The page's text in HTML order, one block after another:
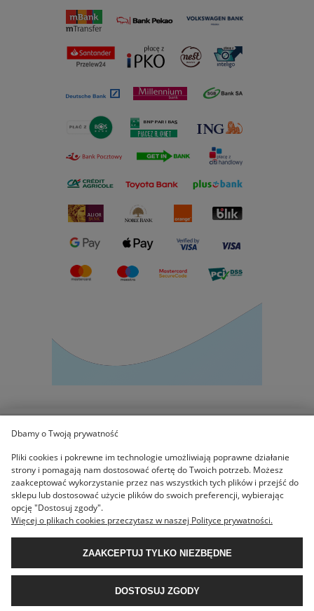
KOLEKCJE
MOJE KONTO
O NAS
Dbamy o Twoją prywatność
Pliki cookies i pokrewne im technologie umożliwiają poprawne działanie
strony i pomagają nam dostosować ofertę do Twoich potrzeb. Możesz
zaakceptować wykorzystanie przez nas wszystkich tych plików i przejść do
sklepu lub dostosować użycie plików do swoich preferencji, wybierając
opcję "Dostosuj zgody".
Więcej o plikach cookies przeczytasz w naszej Polityce prywatności.
ZAAKCEPTUJ TYLKO NIEZBĘDNE
DOSTOSUJ ZGODY